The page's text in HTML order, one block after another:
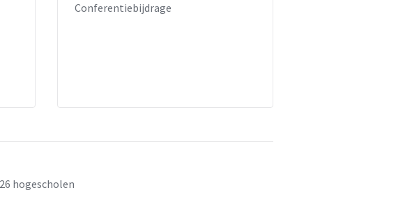
Conferentiebijdrage
hogescholen